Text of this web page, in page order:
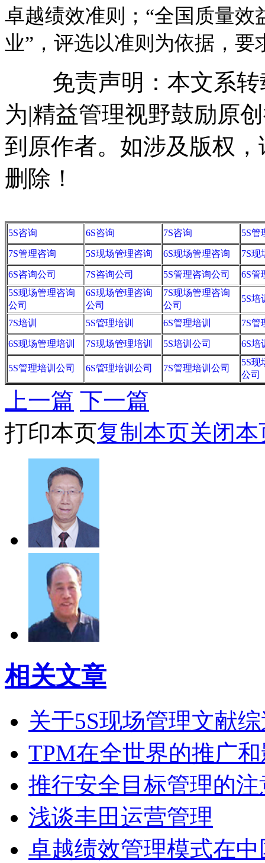
卓越绩效准则；“全国质量效
业”，评选以准则为依据，要
免责声明：本文系转
为|精益管理视野鼓励原
到原作者。如涉及版权，
删除！
5S咨询 6S咨询 7S咨询 5S管
7S管理咨询 5S现场管理咨询 6S现场管理咨询 7S现
6S咨询公司 7S咨询公司 5S管理咨询公司
6S管
5S现场管理咨询
公司
6S现场管理咨询
公司
7S现场管理咨询
公司
5S培
7S培训 5S管理培训 6S管理培训 7S管
6S现场管理培训 7S现场管理培训 5S培训公司 6S培
5S管理培训公司 6S管理培训公司 7S管理培训公司
5S现
公司
上一篇 下一篇
打印本页复制本页关闭本
相关文章
关于5S现场管理文献
TPM在全世界的推广
推行安全目标管理的
浅谈丰田运营管理
卓越绩效管理模式在